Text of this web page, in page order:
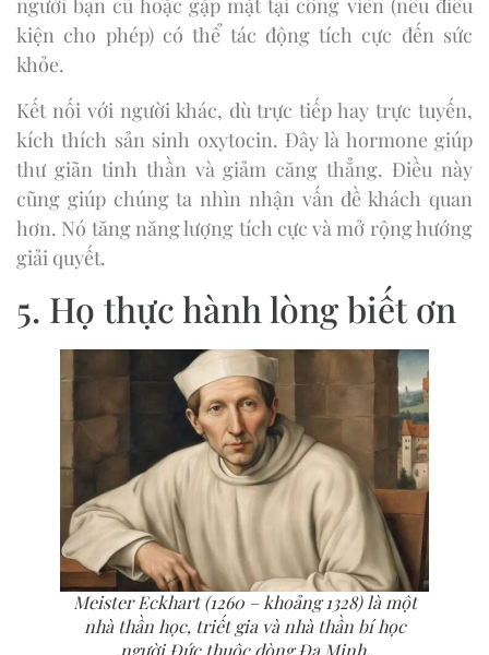
người bạn cũ hoặc gặp mặt tại công viên (nếu điều
kiện cho phép) có thể tác động tích cực đến sức
khỏe.
Kết nối với người khác, dù trực tiếp hay trực tuyến,
kích thích sản sinh oxytocin. Đây là hormone giúp
thư giãn tinh thần và giảm căng thẳng. Điều này
cũng giúp chúng ta nhìn nhận vấn đề khách quan
hơn. Nó tăng năng lượng tích cực và mở rộng hướng
giải quyết.
5. Họ thực hành lòng biết ơn
Meister Eckhart (1260 – khoảng 1328) là một
nhà thần học, triết gia và nhà thần bí học
người Đức thuộc dòng Đa Minh.